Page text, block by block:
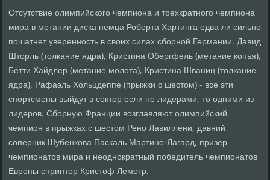
Отсутствие олимпийского чемпиона и трехкратного чемпиона
мира в метании диска немца Роберта Хартинга едва ли сильно
пошатнет уверенность в своих силах сборной Германии. Давид
Шторль (толкание ядра), Кристина Обергфель (метание копья),
Бетти Хайдлер (метание молота), Кристина Шваниц (толкание
ядра), Рафаэль Хольцдеппе (прыжки с шестом) - все эти
спортсмены выйдут в сектор если не лидерами, то одними из
лидеров. Сборную Франции возглавляют олимпийский
чемпион в прыжках с шестом Рено Лавиллени, давний
соперник Шубенкова Паскаль Мартино-Лагард, призер
чемпионатов мира и неоднократный победитель чемпионатов
Европы спринтер Кристоф Леметр.